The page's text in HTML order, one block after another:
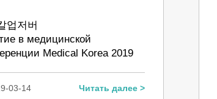
업저버
в медицинской
Medical Korea 2019
03-14 Читать далее >